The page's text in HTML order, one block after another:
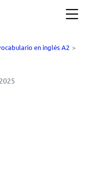
en inglés A2 >